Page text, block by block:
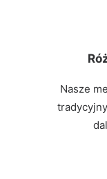
Nasze